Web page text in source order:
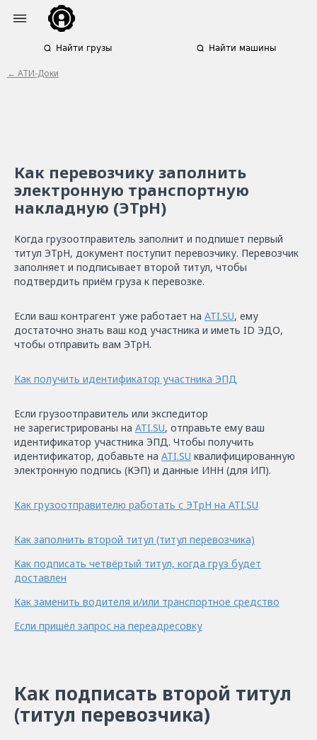
Найти грузы Найти машины
← АТИ-Доки
Как перевозчику заполнить
электронную транспортную
накладную (ЭТрН)
Когда грузоотправитель заполнит и подпишет первый
титул ЭТрН, документ поступит перевозчику. Перевозчик
заполняет и подписывает второй титул, чтобы
подтвердить приём груза к перевозке.
Если ваш контрагент уже работает на ATI.SU, ему
достаточно знать ваш код участника и иметь ID ЭДО,
чтобы отправить вам ЭТрН.
Как получить идентификатор участника ЭПД
Если грузоотправитель или экспедитор
не зарегистрированы на ATI.SU, отправьте ему ваш
идентификатор участника ЭПД. Чтобы получить
идентификатор, добавьте на ATI.SU квалифицированную
электронную подпись (КЭП) и данные ИНН (для ИП).
Как грузоотправителю работать с ЭТрН на ATI.SU
Как заполнить второй титул (титул перевозчика)
Как подписать четвёртый титул, когда груз будет
доставлен
Как заменить водителя и/или транспортное средство
Если пришёл запрос на переадресовку
Как подписать второй титул
(титул перевозчика)